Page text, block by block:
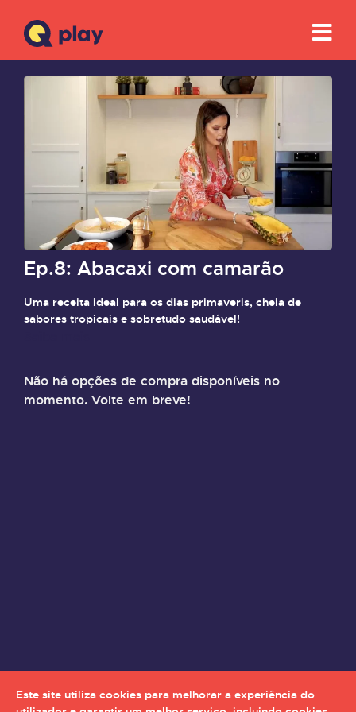
Ep.8: Abacaxi com camarão
Uma receita ideal para os dias primaveris, cheia de
sabores tropicais e sobretudo saudável!
Não há opções de compra disponíveis no
momento. Volte em breve!
Este site utiliza cookies para melhorar a experiência do